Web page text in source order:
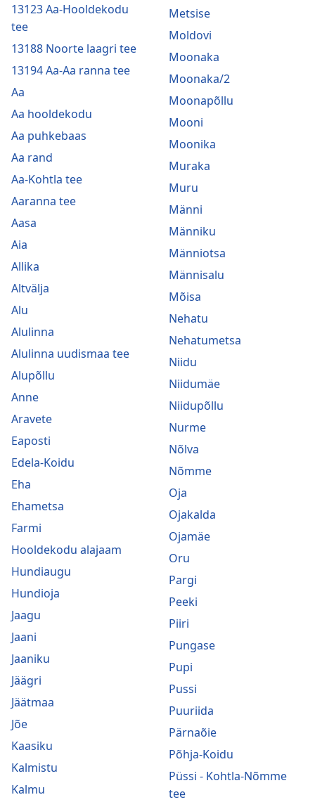
13123 Aa-Hooldekodu
tee
13188 Noorte laagri tee
13194 Aa-Aa ranna tee
Aa
Aa hooldekodu
Aa puhkebaas
Aa rand
Aa-Kohtla tee
Aaranna tee
Aasa
Aia
Allika
Altvälja
Alu
Alulinna
Alulinna uudismaa tee
Alupõllu
Anne
Aravete
Eaposti
Edela-Koidu
Eha
Ehametsa
Farmi
Hooldekodu alajaam
Hundiaugu
Hundioja
Jaagu
Jaani
Jaaniku
Jäägri
Jäätmaa
Jõe
Kaasiku
Kalmistu
Kalmu
Metsise
Moldovi
Moonaka
Moonaka/2
Moonapõllu
Mooni
Moonika
Muraka
Muru
Männi
Männiku
Männiotsa
Männisalu
Mõisa
Nehatu
Nehatumetsa
Niidu
Niidumäe
Niidupõllu
Nurme
Nõlva
Nõmme
Oja
Ojakalda
Ojamäe
Oru
Pargi
Peeki
Piiri
Pungase
Pupi
Pussi
Puuriida
Pärnaõie
Põhja-Koidu
Püssi - Kohtla-Nõmme
tee